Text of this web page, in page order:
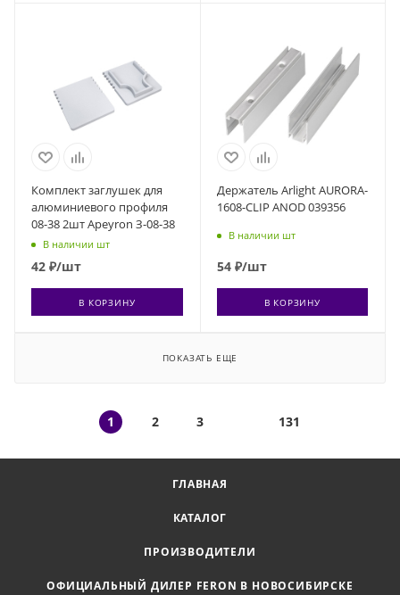
Комплект заглушек для
алюминиевого профиля
08-38 2шт Apeyron З-08-38
В наличии шт
42 ₽/шт
В КОРЗИНУ
Держатель Arlight AURORA-
1608-CLIP ANOD 039356
В наличии шт
54₽/шт
В КОРЗИНУ
ПОКАЗАТЬ ЕЩЕ
1 2 3 131
ГЛАВНАЯ
КАТАЛОГ
ПРОИЗВОДИТЕЛИ
ОФИЦИАЛЬНЫЙ ДИЛЕР FERON В НОВОСИБИРСКЕ